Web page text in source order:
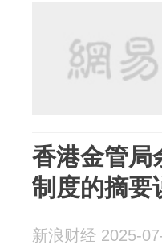
香港金管局
制度的摘要
新浪财经 2025-